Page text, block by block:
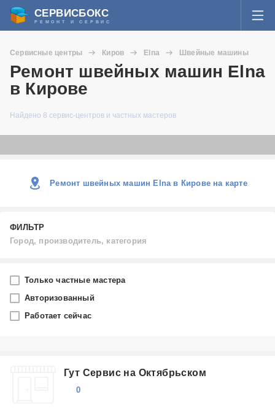
СЕРВИСБОКС
РЕМОНТ И СЕРВИС
Я забыл пароль
СЕРВИСЫ И МАСТЕРА
ЗАДАТЬ ВОПРОС МАСТЕРАМ
Сервисные центры Киров Elna Швейные машины
Ремонт швейных машин Elna
в Кирове
Найдено 8 сервис-центров и частных мастеров
Ремонт швейных машин Elna в Кирове на карте
ФИЛЬТР
Город, производитель, категория
Киров
Производитель
Только частные мастера
Авторизованный
Работает сейчас
Гут Сервис на Октябрьском
0